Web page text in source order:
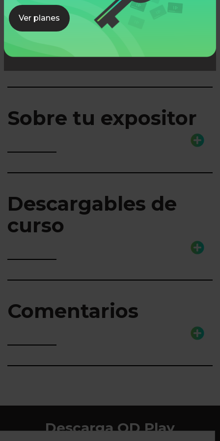
Ver planes
Lo que aprenderás
Sobre tu expositor
Descargables de
curso
Comentarios
Descarga QD Play